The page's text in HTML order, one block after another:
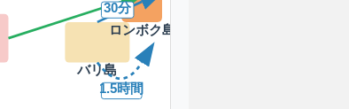
バリ島
ロンボク島
30分
1.5時間